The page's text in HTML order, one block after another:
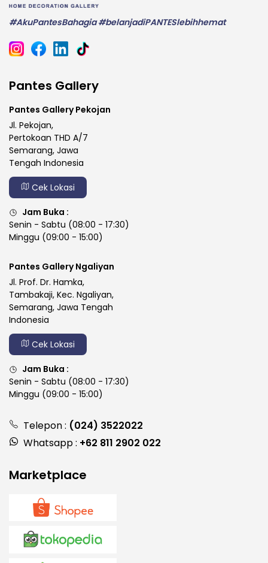
#AkuPantesBahagia #belanjadiPANTESlebihhemat
Pantes Gallery
Pantes Gallery Pekojan
Jl. Pekojan,
Pertokoan THD A/7
Semarang, Jawa
Tengah Indonesia
Cek Lokasi
Jam Buka :
Senin - Sabtu (08:00 - 17:30)
Minggu (09:00 - 15:00)
Pantes Gallery Ngaliyan
Jl. Prof. Dr. Hamka,
Tambakaji, Kec. Ngaliyan,
Semarang, Jawa Tengah
Indonesia
Cek Lokasi
Jam Buka :
Senin - Sabtu (08:00 - 17:30)
Minggu (09:00 - 15:00)
Telepon : (024) 3522022
Whatsapp : +62 811 2902 022
Marketplace